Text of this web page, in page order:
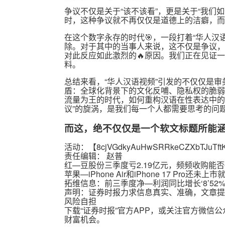
争议不仅是关于“该不该看”，更是关于“我们
时，这种争议就不再仅仅是道德上的洁癖，
在这个数字永存的时代🎯，一段打着“华人
除。对于其中的当事人来说，这不仅是争议
对此反应如此激烈的🔥原因。我们正在见证
料。
总结来看，“华人汉语视频”引发的不仅仅是
盾：全球化背景下的文化反哺、隐私权的脆
流量为王的时代，如何重构汉语在性表达中
议”的旋涡，是我们每一个人都需要思考的问
而这，绝不仅仅是一个软文标题所能
活动：【
责任编辑： 赵普
红—豆股份三季度亏2.19亿元，频频收购能
苹果—iPhone Air和iPhone 17 Pro还未上市
拓维信息：前三季度净—利润同比增长‘8’52%
声明：证券时报力求信息真实、准确，文章
风险自担
下载“证券时报”官方APP，或关注官方微信
财富机会。